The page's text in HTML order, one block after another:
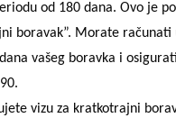
od 180 dana. Ovo je
boravak”. Morate računati
vašeg boravka i
vizu za kratkotrajni